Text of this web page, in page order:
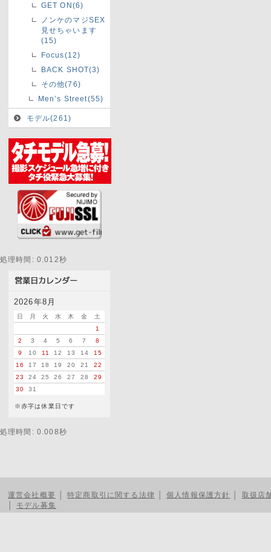
GET ON(6)
ノンケのマジSEX
見せちゃいます
(15)
Focus(12)
BACK SHOT(3)
その他(76)
Men’s Street(55)
モデル(261)
処理時間: 0.012秒
2026年8月
日 月 火 水 木 金
土
1
2
3 4 5 6 7
8
9
10 11 12 13 14
15
16
17 18 19 20 21
22
23
24 25 26 27 28
29
30
31
※赤字は休業日です
処理時間: 0.008秒
運営会社概要 特定商取引に関する法律 個人情報保護方針
取扱店
モデル募集